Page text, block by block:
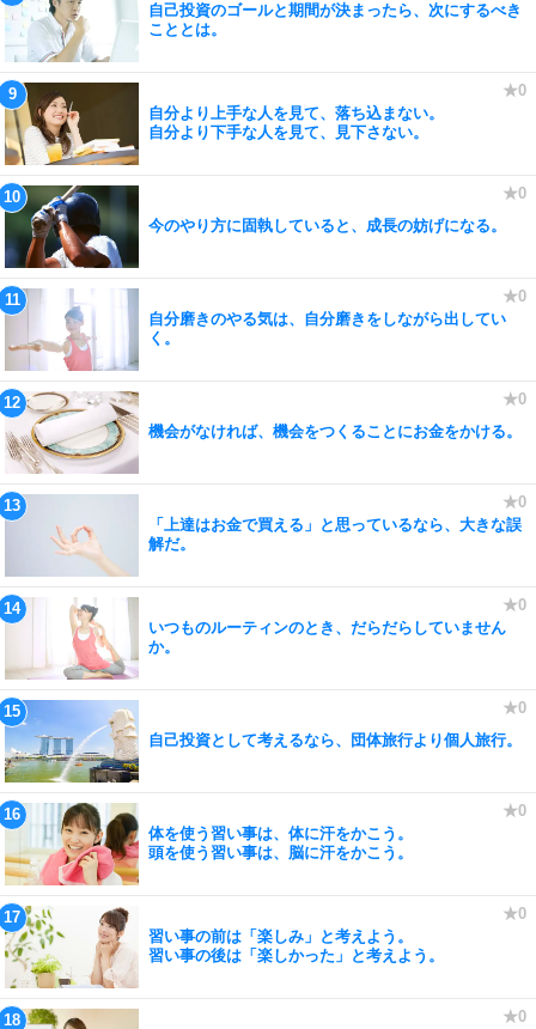
自己投資のゴールと期間が決まったら、次にするべき
こととは。
自分より上手な人を見て、落ち込まない。
自分より下手な人を見て、見下さない。
今のやり方に固執していると、成長の妨げになる。
自分磨きのやる気は、自分磨きをしながら出してい
く。
機会がなければ、機会をつくることにお金をかける。
「上達はお金で買える」と思っているなら、大きな誤
解だ。
いつものルーティンのとき、だらだらしていません
か。
自己投資として考えるなら、団体旅行より個人旅行。
体を使う習い事は、体に汗をかこう。
頭を使う習い事は、脳に汗をかこう。
習い事の前は「楽しみ」と考えよう。
習い事の後は「楽しかった」と考えよう。